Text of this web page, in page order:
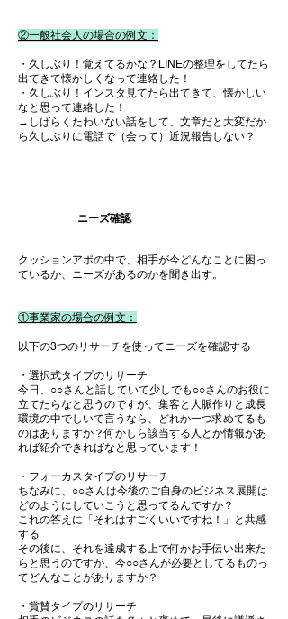
②一般社会人の場合の例文：
・久しぶり！覚えてるかな？LINEの整理をしてたら
出てきて懐かしくなって連絡した！
・久しぶり！インスタ見てたら出てきて、懐かしい
なと思って連絡した！
→しばらくたわいない話をして、文章だと大変だか
ら久しぶりに電話で（会って）近況報告しない？
​ニーズ確認
クッションアポの中で、相手が今どんなことに困っ
ているか、ニーズがあるのかを聞き出す。
①事業家の場合の例文：
​以下の3つのリサーチを使ってニーズを確認する
・選択式タイプのリサーチ
今日、○○さんと話していて少しでも○○さんのお役に
立てたらなと思うのですが、集客と人脈作りと成長
環境の中でしいて言うなら、どれか一つ求めてるも
のはありますか？何かしら該当する人とか情報があ
れば紹介できればなと思っています！
・フォーカスタイプのリサーチ
ちなみに、○○さんは今後のご自身のビジネス展開は
どのようにしていこうと思ってるんですか？
これの答えに「それはすごくいいですね！」と共感
する
​その後に、それを達成する上で何かお手伝い出来た
らと思うのですが、今○○さんが必要としてるものっ
てどんなことがありますか？
・賞賛タイプのリサーチ